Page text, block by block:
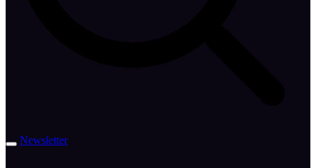
Newsletter